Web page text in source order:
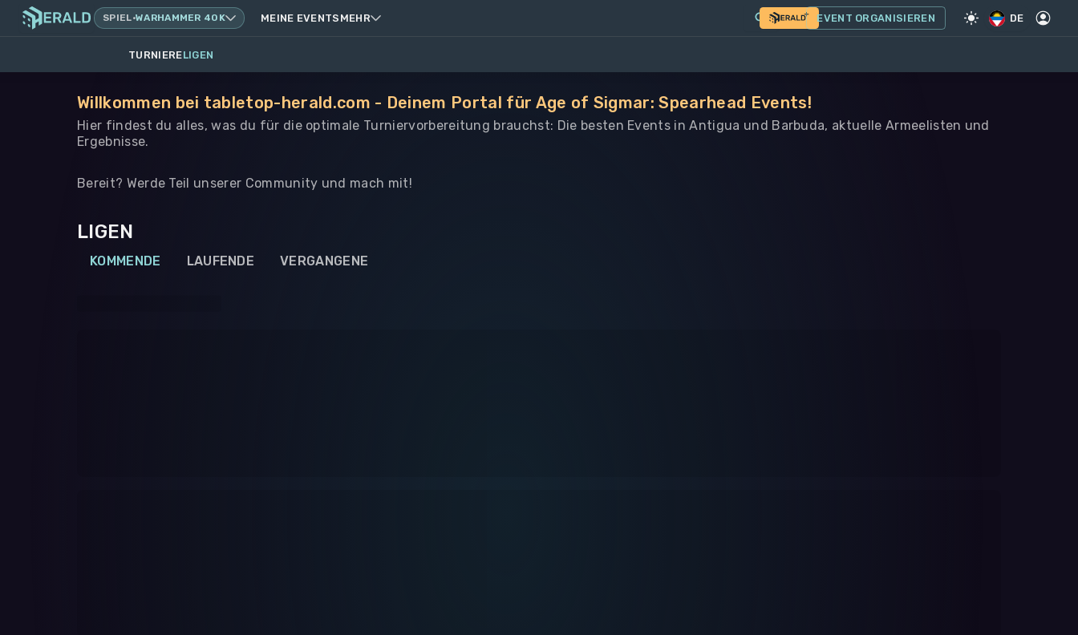
SPIEL·WARHAMMER 40K MEINE EVENTS MEHR EVENT ORGANISIEREN DE
TURNIERELIGEN
Willkommen bei tabletop-herald.com - Deinem Portal für Age of Sigmar: Spearhead Events!
Hier findest du alles, was du für die optimale Turniervorbereitung brauchst: Die besten Events in Antigua und Barbuda, aktuelle Armeelisten und
Ergebnisse.
Bereit? Werde Teil unserer Community und mach mit!
LIGEN
KOMMENDE LAUFENDE VERGANGENE